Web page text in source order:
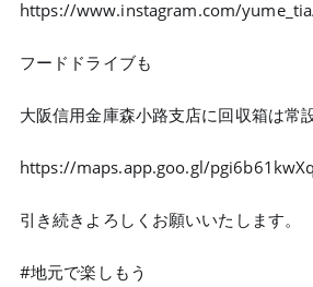
https://www.instagram.com/
フードドライブも
大阪信用金庫森小路支店に回収箱は常
https://maps.app.goo.gl/
引き続きよろしくお願いいたします。
#地元で楽しもう